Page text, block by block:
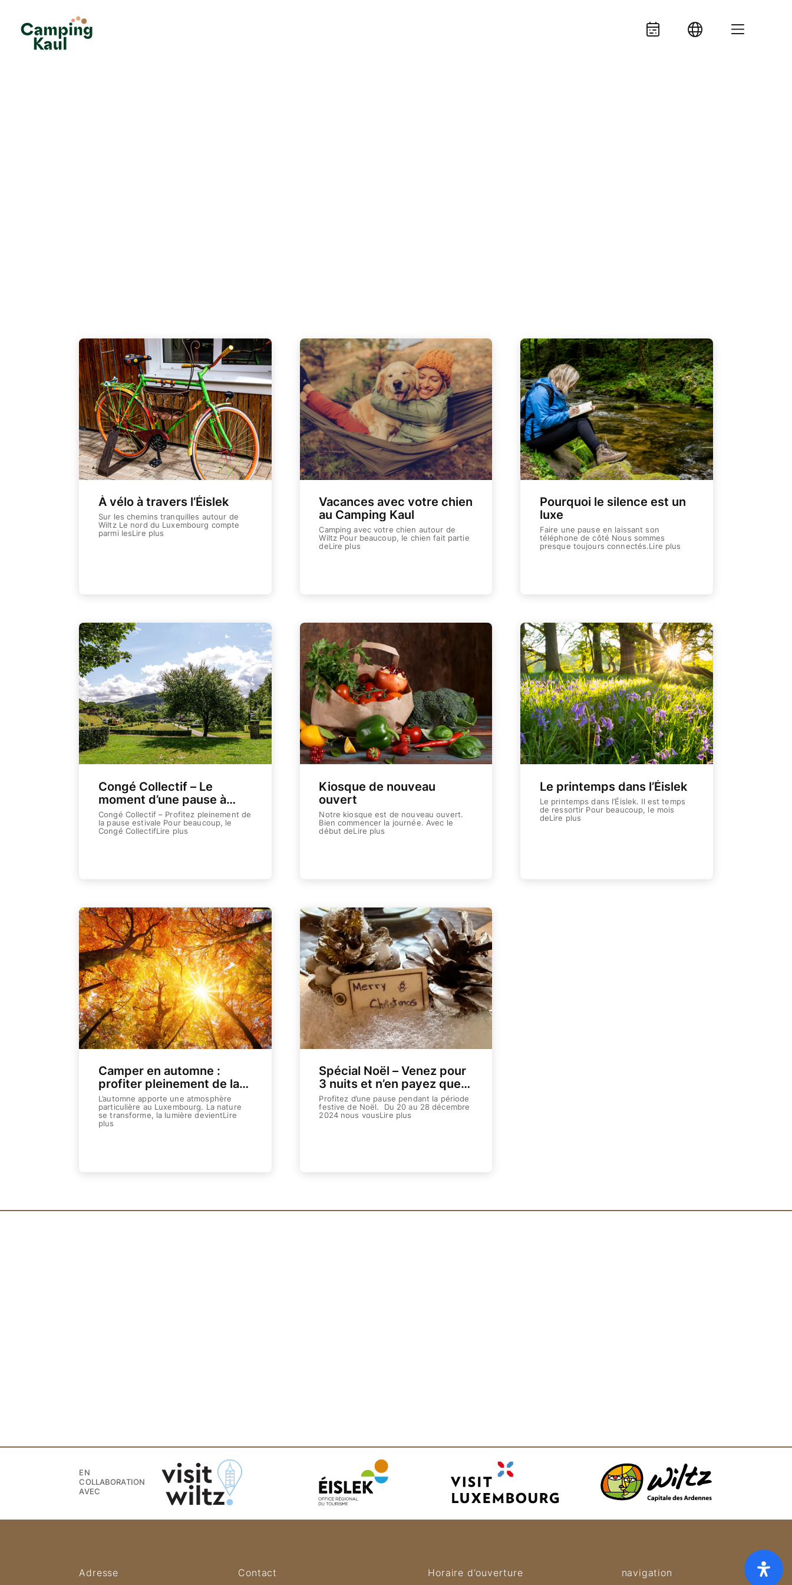
L’être humain
COOPERATIONS S.Coop
Le lieu
La région Wiltz / activités
Le vivre-ensemble
Notre responsabilité sociale
Hébergements
Equipement | Informations | Service
Réservation
Actualités
Nos dernières actualités
Liste de Prix [PDF] FAQ CG Cookies
À vélo à travers l’Éislek
Sur les chemins tranquilles autour de
Wiltz Le nord du Luxembourg compte
parmi lesLire plus
Vacances avec votre chien
au Camping Kaul
Camping avec votre chien autour de
Wiltz Pour beaucoup, le chien fait partie
deLire plus
Pourquoi le silence est un
luxe
Faire une pause en laissant son
téléphone de côté Nous sommes
presque toujours connectés.Lire plus
Congé Collectif – Le
moment d’une pause à
Wiltz
Congé Collectif – Profitez pleinement de
la pause estivale Pour beaucoup, le
Congé CollectifLire plus
Kiosque de nouveau
ouvert
Notre kiosque est de nouveau ouvert.
Bien commencer la journée. Avec le
début deLire plus
Le printemps dans l’Éislek
Le printemps dans l’Éislek. Il est temps
de ressortir Pour beaucoup, le mois
deLire plus
Camper en automne :
profiter pleinement de la
saison fraîche en toute
convivialité
L’automne apporte une atmosphère
particulière au Luxembourg. La nature
se transforme, la lumière devientLire
plus
Spécial Noël – Venez pour
3 nuits et n’en payez que
2 !
Profitez d’une pause pendant la période
festive de Noël. Du 20 au 28 décembre
2024 nous vousLire plus
EN
COLLABORATION
AVEC
Adresse Contact Horaire d‘ouverture navigation